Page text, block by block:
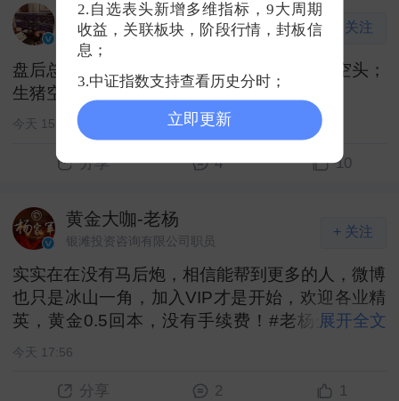
期货雨雷
财经博主
+ 关注
盘后总结：持有豆粕多头；黄金多头；鸡蛋空头；
生猪空头；碳酸锂多头。 ​
今天 15:11
分享 4 10
黄金大咖-老杨
银滩投资咨询有限公司职员
+ 关注
实实在在没有马后炮，相信能帮到更多的人，微博
也只是冰山一角，加入VIP才是开始，欢迎各业精
英，黄金0.5回本，没有手续费！#老杨分析团队
##黄金[超话]#黄金超话#黄金超话# ​ ​​​
展开全文
今天 17:56
分享 2 1
2.自选表头新增多维指标，9大周期
收益，关联板块，阶段行情，封板信
息；
3.中证指数支持查看历史分时；
立即更新